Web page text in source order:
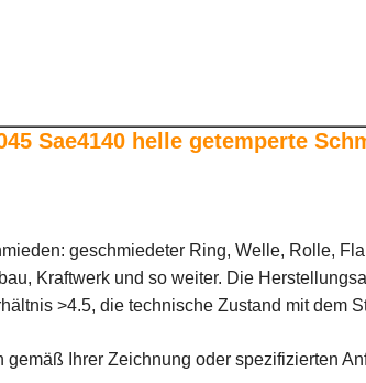
Sae4140 helle getemperte
geschmiedeter Ring, Welle, Rolle,
Kraftwerk und so weiter. Die
>4.5, die technische Zustand mit dem
gemäß Ihrer Zeichnung oder spezifizierten